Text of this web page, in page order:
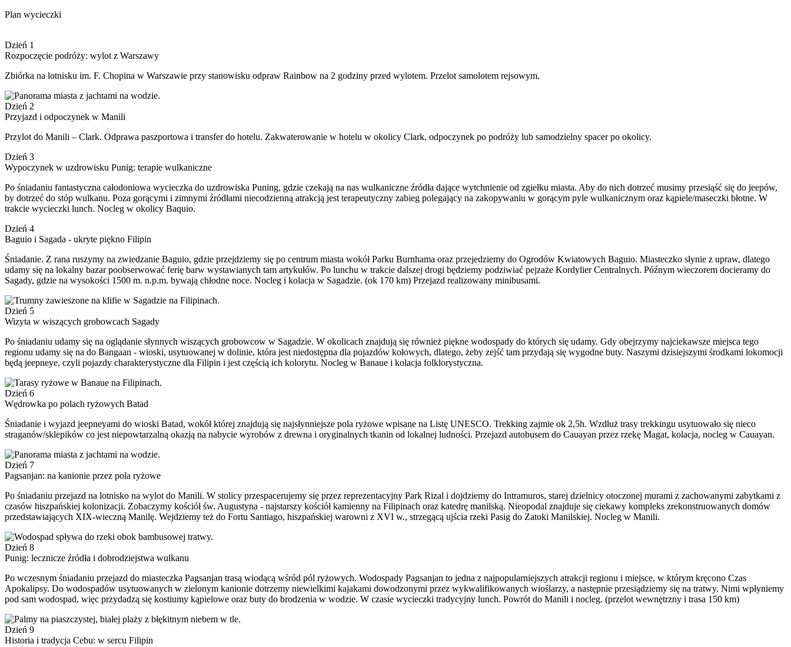
Plan wycieczki
Dzień 1
Rozpoczęcie podróży: wylot z Warszawy
Zbiórka na lotnisku im. F. Chopina w Warszawie przy stanowisku odpraw Rainbow na 2 godziny przed wylotem. Przelot samolotem rejsowym.
Dzień 2
Przyjazd i odpoczynek w Manili
Przylot do Manili – Clark. Odprawa paszportowa i transfer do hotelu. Zakwaterowanie w hotelu w okolicy Clark, odpoczynek po podróży lub samodzielny spacer po okolicy.
Dzień 3
Wypoczynek w uzdrowisku Punig: terapie wulkaniczne
Po śniadaniu fantastyczna całodoniowa wycieczka do uzdrowiska Puning, gdzie czekają na nas wulkaniczne źródła dające wytchnienie od zgiełku miasta. Aby do nich dotrzeć musimy przesiąść się do jeepów,
by dotrzeć do stóp wulkanu. Poza gorącymi i zimnymi źródłami niecodzienną atrakcją jest terapeutyczny zabieg polegający na zakopywaniu w gorącym pyle wulkanicznym oraz kąpiele/maseczki błotne. W
trakcie wycieczki lunch. Nocleg w okolicy Baquio.
Dzień 4
Baguio i Sagada - ukryte piękno Filipin
Śniadanie. Z rana ruszymy na zwiedzanie Baguio, gdzie przejdziemy się po centrum miasta wokół Parku Burnhama oraz przejedziemy do Ogrodów Kwiatowych Baguio. Miasteczko słynie z upraw, dlatego
udamy się na lokalny bazar poobserwować ferię barw wystawianych tam artykułów. Po lunchu w trakcie dalszej drogi będziemy podziwiać pejzaże Kordylier Centralnych. Późnym wieczorem docieramy do
Sagady, gdzie na wysokości 1500 m. n.p.m. bywają chłodne noce. Nocleg i kolacja w Sagadzie. (ok 170 km) Przejazd realizowany minibusami.
Dzień 5
Wizyta w wiszących grobowcach Sagady
Po śniadaniu udamy się na oglądanie słynnych wiszących grobowcow w Sagadzie. W okolicach znajdują się również piękne wodospady do których się udamy. Gdy obejrzymy najciekawsze miejsca tego
regionu udamy się na do Bangaan - wioski, usytuowanej w dolinie, która jest niedostępna dla pojazdów kołowych, dlatego, żeby zejść tam przydają się wygodne buty. Naszymi dzisiejszymi środkami lokomocji
będą jeepneye, czyli pojazdy charakterystyczne dla Filipin i jest częścią ich kolorytu. Nocleg w Banaue i kolacja folklorystyczna.
Dzień 6
Wędrowka po polach ryżowych Batad
Śniadanie i wyjazd jeepneyami do wioski Batad, wokół której znajdują się najsłynniejsze pola ryżowe wpisane na Listę UNESCO. Trekking zajmie ok 2,5h. Wzdłuż trasy trekkingu usytuowało się nieco
straganów/sklepików co jest niepowtarzalną okazją na nabycie wyrobów z drewna i oryginalnych tkanin od lokalnej ludności. Przejazd autobusem do Cauayan przez rzekę Magat, kolacja, nocleg w Cauayan.
Dzień 7
Pagsanjan: na kanionie przez pola ryżowe
Po śniadaniu przejazd na lotnisko na wylot do Manili. W stolicy przespacerujemy się przez reprezentacyjny Park Rizal i dojdziemy do Intramuros, starej dzielnicy otoczonej murami z zachowanymi zabytkami z
czasów hiszpańskiej kolonizacji. Zobaczymy kościół św. Augustyna - najstarszy kościół kamienny na Filipinach oraz katedrę manilską. Nieopodal znajduje się ciekawy kompleks zrekonstruowanych domów
przedstawiających XIX-wieczną Manilę. Wejdziemy też do Fortu Santiago, hiszpańskiej warowni z XVI w., strzegącą ujścia rzeki Pasig do Zatoki Manilskiej. Nocleg w Manili.
Dzień 8
Punig: lecznicze źródła i dobrodziejstwa wulkanu
Po wczesnym śniadaniu przejazd do miasteczka Pagsanjan trasą wiodącą wśród pól ryżowych. Wodospady Pagsanjan to jedna z najpopularniejszych atrakcji regionu i miejsce, w którym kręcono Czas
Apokalipsy. Do wodospadów usytuowanych w zielonym kanionie dotrzemy niewielkimi kajakami dowodzonymi przez wykwalifikowanych wioślarzy, a następnie przesiądziemy się na tratwy. Nimi wpłyniemy
pod sam wodospad, więc przydadzą się kostiumy kąpielowe oraz buty do brodzenia w wodzie. W czasie wycieczki tradycyjny lunch. Powrót do Manili i nocleg. (przelot wewnętrzny i trasa 150 km)
Dzień 9
Historia i tradycja Cebu: w sercu Filipin